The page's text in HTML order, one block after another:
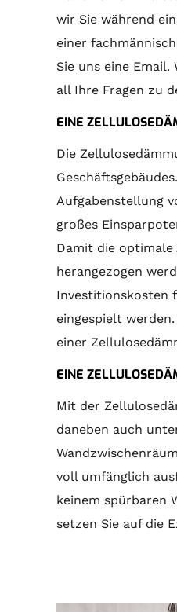
wir Sie während
einer
Sie uns eine
all Ihre Fragen zu
EINE
Die
Aufgabenstellung
großes
Damit die
herangezogen
Investitionskosten
eingespielt
einer
EINE
Mit der
daneben auch
voll umfänglich
keinem spürbaren
setzen Sie auf die